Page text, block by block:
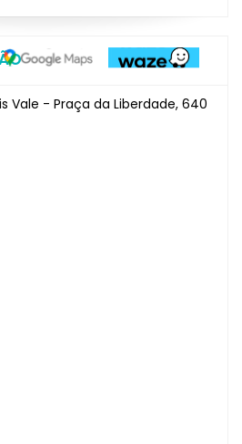
Vale - Praça da Liberdade, 640